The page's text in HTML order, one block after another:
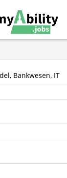
Bankwesen, IT